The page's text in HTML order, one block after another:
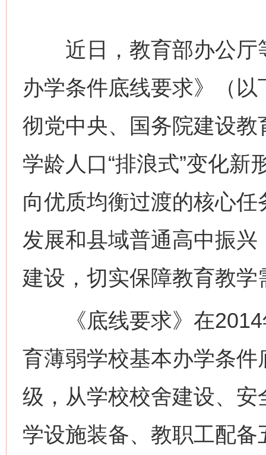
近日，教育部办公厅
办学条件底线要求》（
彻党中央、国务院建设
学龄人口“排浪式”变化
向优质均衡过渡的核心
发展和县域普通高中振
建设，切实保障教育教
《底线要求》在2014
育薄弱学校基本办学条
级，从学校校舍建设、
学设施装备、教职工配